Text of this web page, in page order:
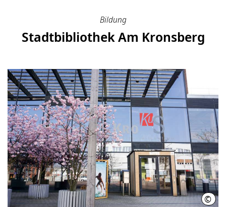
Bildung
Stadtbibliothek Am Kronsberg
© LHH